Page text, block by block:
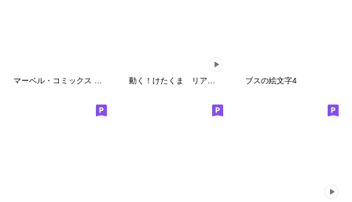
マーベル・コミックス 絵文字 動く！けたくま リアクション絵文字 ブスの絵文字4